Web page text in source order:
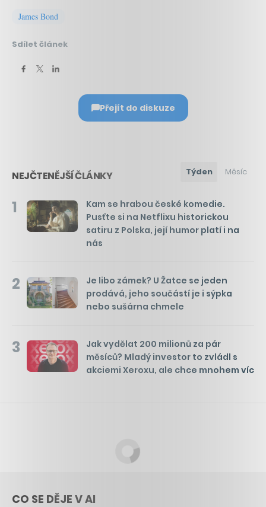
James Bond
Sdílet článek
Přejít do diskuze
NEJČTENĚJŠÍ ČLÁNKY Týden Měsíc
1
Kam se hrabou české komedie.
Pusťte si na Netflixu historickou
satiru z Polska, její humor platí i na
nás
2
Je libo zámek? U Žatce se jeden
prodává, jeho součástí je i sýpka
nebo sušárna chmele
3
Jak vydělat 200 milionů za pár
měsíců? Mladý investor to zvládl s
akciemi Xeroxu, ale chce mnohem víc
CO SE DĚJE V AI